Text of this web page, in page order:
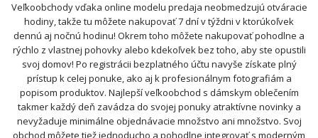
Veľkoobchody vďaka online modelu predaja neobmedzujú otváracie
hodiny, takže tu môžete nakupovať 7 dní v týždni v ktorúkoľvek
dennú aj nočnú hodinu! Okrem toho môžete nakupovať pohodlne a
rýchlo z vlastnej pohovky alebo kdekoľvek bez toho, aby ste opustili
svoj domov! Po registrácii bezplatného účtu navyše získate plný
prístup k celej ponuke, ako aj k profesionálnym fotografiám a
popisom produktov. Najlepší veľkoobchod s dámskym oblečením
takmer každý deň zavádza do svojej ponuky atraktívne novinky a
nevyžaduje minimálne objednávacie množstvo ani množstvo. Svoj